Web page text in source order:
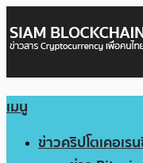
เมนู
ข่าวคริปโตเคอเร